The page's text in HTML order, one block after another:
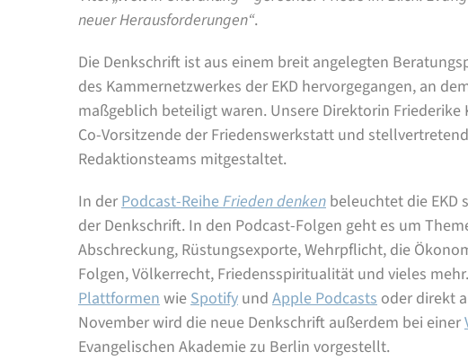
neuer Herausforderungen“.
Die Denkschrift ist aus einem breit angelegten
des Kammernetzwerkes der EKD hervorgegangen, an
maßgeblich beteiligt waren. Unsere Direktorin Friederike
Co-Vorsitzende der Friedenswerkstatt und
Redaktionsteams mitgestaltet.
In derPodcast-ReiheFrieden denken beleuchtet die EKD
der Denkschrift. In den Podcast-Folgen geht es um
Abschreckung, Rüstungsexporte, Wehrpflicht, die
Folgen, Völkerrecht, Friedensspiritualität und vieles
PlattformenwieSpotify und Apple Podcasts oder direkt
November wird die neue Denkschrift außerdem bei einer
Evangelischen Akademie zu Berlin vorgestellt.